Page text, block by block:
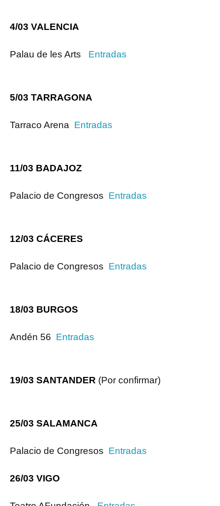
4/03 VALENCIA
Palau de les Arts Entradas
5/03 TARRAGONA
Tarraco Arena Entradas
11/03 BADAJOZ
Palacio de Congresos Entradas
12/03 CÁCERES
Palacio de Congresos Entradas
18/03 BURGOS
Andén 56 Entradas
19/03 SANTANDER (Por confirmar)
25/03 SALAMANCA
Palacio de Congresos Entradas
26/03 VIGO